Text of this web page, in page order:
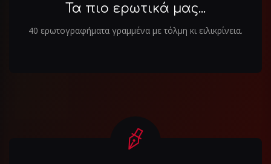
Τα πιο ερωτικά μας...
40 ερωτογραφήματα γραμμένα με τόλμη κι ειλικρίνεια.